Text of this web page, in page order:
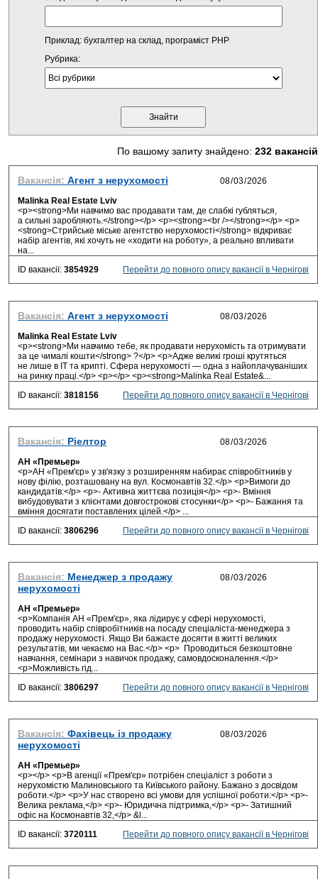
Приклад: бухгалтер на склад, програміст PHP
Рубрика:
По вашому запиту знайдено: 232 вакансій
Вакансія: Агент з нерухомості
Malinka Real Estate Lviv
<p><strong>Ми навчимо вас продавати там, де слабкі губляться,
а сильні заробляють.</strong></p> <p><strong><br /></strong></p> <p>
<strong>Стрийське міське агентство нерухомості</strong> відкриває
набір агентів, які хочуть не «ходити на роботу», а реально впливати
на...
ID вакансії: 3854929 Перейти до повного опису вакансії в Чернігові
Вакансія: Агент з нерухомості
Malinka Real Estate Lviv
<p><strong>Ми навчимо тебе, як продавати нерухомість та отримувати
за це чималі кошти</strong> ?</p> <p>Адже великі гроші крутяться
не лише в IT та крипті. Сфера нерухомості — одна з найоплачуваніших
на ринку праці.</p> <p></p> <p><strong>Malinka Real Estate&...
ID вакансії: 3818156 Перейти до повного опису вакансії в Чернігові
Вакансія: Ріелтор
АН «Премьер»
<p>АН «Прем'єр» у зв'язку з розширенням набирає співробітників у
нову філію, розташовану на вул. Космонавтів 32.</p> <p>Вимоги до
кандидатів:</p> <p>- Активна життєва позиція</p> <p>- Вміння
вибудовувати з клієнтами довгострокові стосунки</p> <p>- Бажання та
вміння досягати поставлених цілей.</p> ...
ID вакансії: 3806296 Перейти до повного опису вакансії в Чернігові
Вакансія: Менеджер з продажу
нерухомості
АН «Премьер»
<p>Компанія АН «Прем'єр», яка лідирує у сфері нерухомості,
проводить набір співробітників на посаду спеціаліста-менеджера з
продажу нерухомості. Якщо Ви бажаєте досягти в житті великих
результатів, ми чекаємо на Вас.</p> <p> Проводиться безкоштовне
навчання, семінари з навичок продажу, самовдосконалення.</p>
<p>Можливість гід...
ID вакансії: 3806297 Перейти до повного опису вакансії в Чернігові
Вакансія: Фахівець із продажу
нерухомості
АН «Премьер»
<p></p> <p>В агенції «Прем'єр» потрібен спеціаліст з роботи з
нерухомістю Малиновського та Київського району. Бажано з досвідом
роботи.</p> <p>У нас створено всі умови для успішної роботи:</p> <p>-
Велика реклама,</p> <p>- Юридична підтримка,</p> <p>- Затишний
офіс на Космонавтів 32,</p> &l...
ID вакансії: 3720111 Перейти до повного опису вакансії в Чернігові